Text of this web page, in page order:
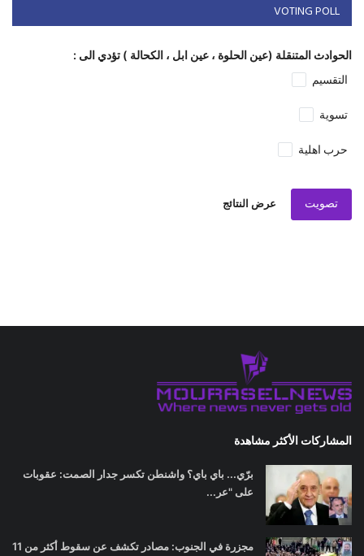
VOTING POLL
الحوادث المتنقلة (عين الحلوة ، عين ابل ، الكحالة ) تؤدي الى :
التقسيم
تسوية
حرب اهلية
تصويت عرض النتائج
المشاركات الأكثر مشاهدة
برّي... باي باي؟ واشنطن تكسر جدار الصمت: عقوبات
على "عر...
مجزرة في الجنوب: مصادر تكشف عن سقوط أكثر من 11